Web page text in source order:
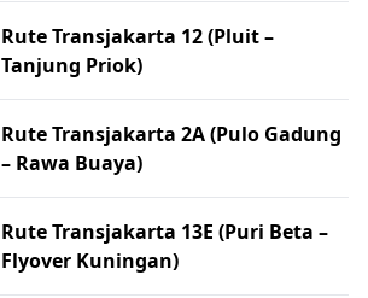
Rute Transjakarta 12 (Pluit –
Tanjung Priok)
Rute Transjakarta 2A (Pulo Gadung
– Rawa Buaya)
Rute Transjakarta 13E (Puri Beta –
Flyover Kuningan)